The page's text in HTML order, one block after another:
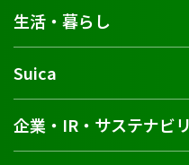
生活・暮らし
Suica
企業・IR・サステナビ